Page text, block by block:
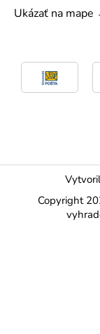
Ukázať na mape
Copyright